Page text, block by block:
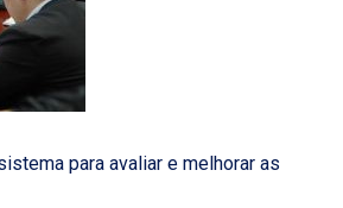
para avaliar e melhorar as